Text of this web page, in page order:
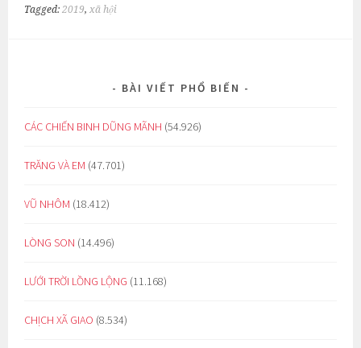
Tagged:2019,xã hội
BÀI VIẾT PHỔ BIẾN
CÁC CHIẾN BINH DŨNG MÃNH (54.926)
TRĂNG VÀ EM (47.701)
VŨ NHÔM (18.412)
LÒNG SON (14.496)
LƯỚI TRỜI LỒNG LỘNG (11.168)
CHỊCH XÃ GIAO (8.534)